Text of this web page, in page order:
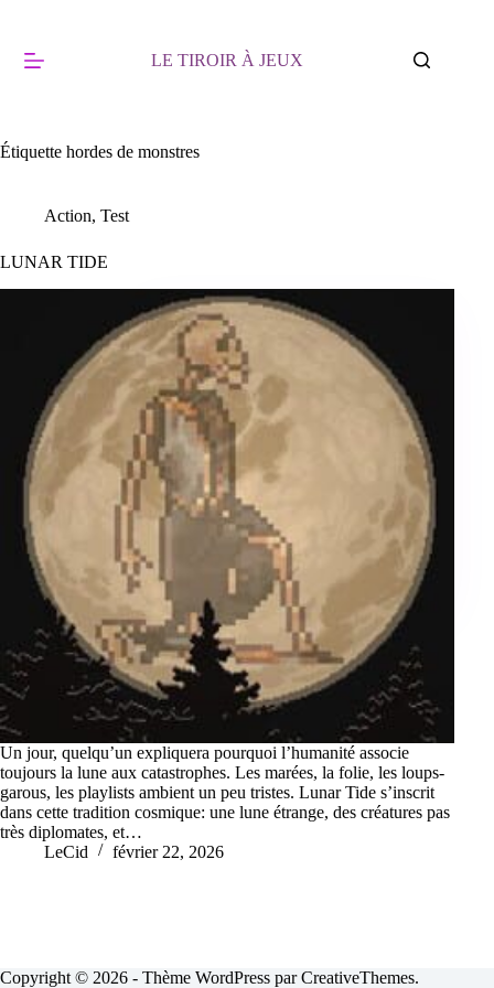
LE TIROIR À JEUX
Étiquette hordes de monstres
Action, Test
LUNAR TIDE
Un jour, quelqu’un expliquera pourquoi l’humanité associe
toujours la lune aux catastrophes. Les marées, la folie, les loups-
garous, les playlists ambient un peu tristes. Lunar Tide s’inscrit
dans cette tradition cosmique: une lune étrange, des créatures pas
très diplomates, et…
LeCid
février 22, 2026
Copyright © 2026 - Thème WordPress parCreativeThemes.